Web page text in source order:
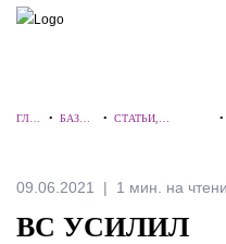
ПОИСК ПО САЙТУ
ГЛА
• БАЗА
• СТАТЬИ,
09.06.2021 1 мин. на
ВС УСИЛИЛ